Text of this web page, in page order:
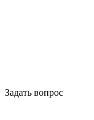
Задать вопрос